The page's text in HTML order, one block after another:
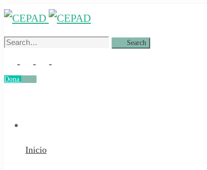
Search
Search
Dona
Inicio